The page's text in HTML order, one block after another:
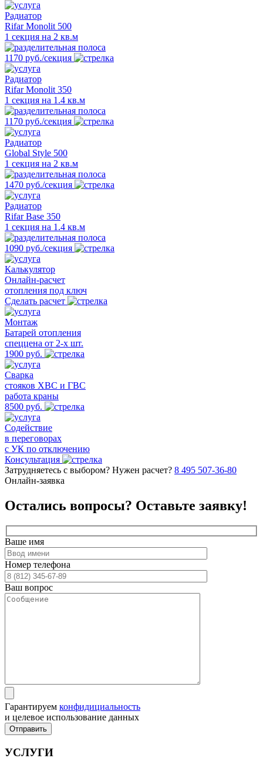
Радиатор
Rifar Monolit 500
1 секция на 2 кв.м
1170 руб./секция
Радиатор
Rifar Monolit 350
1 секция на 1.4 кв.м
1170 руб./секция
Радиатор
Global Style 500
1 секция на 2 кв.м
1470 руб./секция
Радиатор
Rifar Base 350
1 секция на 1.4 кв.м
1090 руб./секция
Калькулятор
Онлайн-расчет
отопления под ключ
Сделать расчет
Монтаж
Батарей отопления
спеццена от 2-х шт.
1900 руб.
Сварка
стояков ХВС и ГВС
работа краны
8500 руб.
Содействие
в переговорах
с УК по отключению
Консультация
Затрудняетесь с выбором? Нужен расчет? 8 495 507-36-80
Онлайн-заявка
Остались вопросы? Оставьте заявку!
Ваше имя
Номер телефона
Ваш вопрос
Гарантируем конфидициальность
и целевое использование данных
Отправить
УСЛУГИ